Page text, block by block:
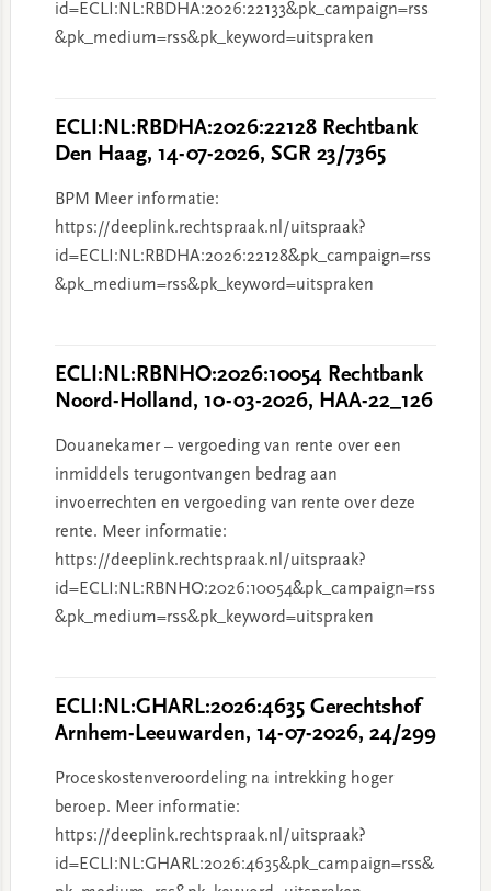
id=ECLI:NL:RBDHA:2026:22133&pk_campaign=rss
&pk_medium=rss&pk_keyword=uitspraken
ECLI:NL:RBDHA:2026:22128 Rechtbank
Den Haag, 14-07-2026, SGR 23/7365
BPM Meer informatie:
https://deeplink.rechtspraak.nl/uitspraak?
id=ECLI:NL:RBDHA:2026:22128&pk_campaign=rss
&pk_medium=rss&pk_keyword=uitspraken
ECLI:NL:RBNHO:2026:10054 Rechtbank
Noord-Holland, 10-03-2026, HAA-22_126
Douanekamer – vergoeding van rente over een
inmiddels terugontvangen bedrag aan
invoerrechten en vergoeding van rente over deze
rente. Meer informatie:
https://deeplink.rechtspraak.nl/uitspraak?
id=ECLI:NL:RBNHO:2026:10054&pk_campaign=rss
&pk_medium=rss&pk_keyword=uitspraken
ECLI:NL:GHARL:2026:4635 Gerechtshof
Arnhem-Leeuwarden, 14-07-2026, 24/299
Proceskostenveroordeling na intrekking hoger
beroep. Meer informatie:
https://deeplink.rechtspraak.nl/uitspraak?
id=ECLI:NL:GHARL:2026:4635&pk_campaign=rss&